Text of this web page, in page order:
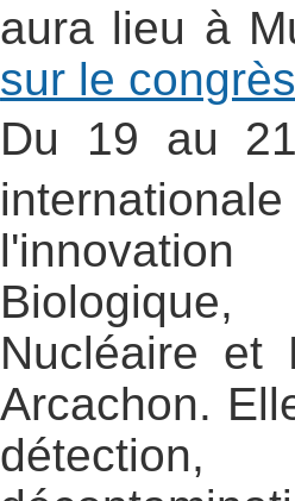
aura lieu à
sur le
Du 19 au
l'innovation
Nucléaire et
Arcachon.